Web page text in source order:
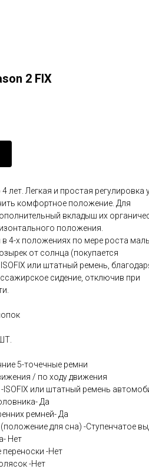
2 FIX
лет. Легкая и простая регулировка
комфортное положение. Для
вкладыш их
положения.
в 4-х положениях по мере роста
от солнца (покупается
или штатный ремень,
сидение, отключив при
5-точечные ремни
/ по ходу движения
ISOFIX или штатный ремень
Да
ремней- Да
для сна) -Ступенчатое
Нет
-Нет
-Нет